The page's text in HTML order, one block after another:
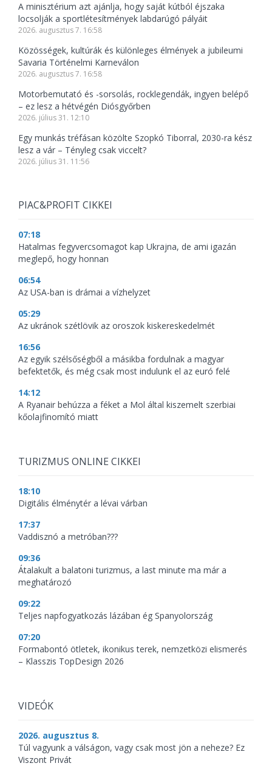
A minisztérium azt ajánlja, hogy saját kútból éjszaka
locsolják a sportlétesítmények labdarúgó pályáit
2026. augusztus 7. 16:58
Közösségek, kultúrák és különleges élmények a jubileumi
Savaria Történelmi Karneválon
2026. augusztus 7. 16:58
Motorbemutató és -sorsolás, rocklegendák, ingyen belépő
– ez lesz a hétvégén Diósgyőrben
2026. július 31. 12:10
Egy munkás tréfásan közölte Szopkó Tiborral, 2030-ra kész
lesz a vár – Tényleg csak viccelt?
2026. július 31. 11:56
PIAC&PROFIT CIKKEI
07:18
Hatalmas fegyvercsomagot kap Ukrajna, de ami igazán
meglepő, hogy honnan
06:54
Az USA-ban is drámai a vízhelyzet
05:29
Az ukránok szétlövik az oroszok kiskereskedelmét
16:56
Az egyik szélsőségből a másikba fordulnak a magyar
befektetők, és még csak most indulunk el az euró felé
14:12
A Ryanair behúzza a féket a Mol által kiszemelt szerbiai
kőolajfinomító miatt
TURIZMUS ONLINE CIKKEI
18:10
Digitális élménytér a lévai várban
17:37
Vaddisznó a metróban???
09:36
Átalakult a balatoni turizmus, a last minute ma már a
meghatározó
09:22
Teljes napfogyatkozás lázában ég Spanyolország
07:20
Formabontó ötletek, ikonikus terek, nemzetközi elismerés
– Klasszis TopDesign 2026
VIDEÓK
2026. augusztus 8.
Túl vagyunk a válságon, vagy csak most jön a neheze? Ez
Viszont Privát